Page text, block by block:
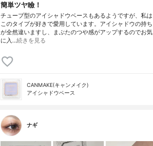
簡単ツヤ瞼！
チューブ型のアイシャドウベースもあるようですが、私は
このタイプが好きで愛用しています。アイシャドウの持ち
が全然違いますし、まぶたのつや感がアップするのでお気
に入…続きを見る
CANMAKE(キャンメイク)
アイシャドウベース
ナギ